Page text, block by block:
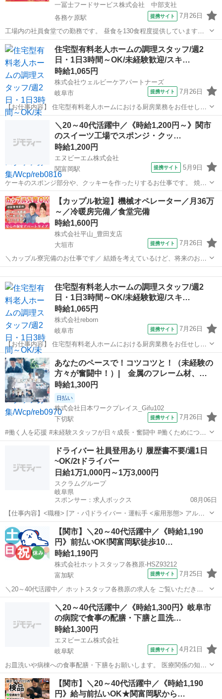
一冨士フードサービス株式会社 中部支社
各務ケ原駅
提携サイト 7月26日
工場内の社員食堂での勤務です。 昼食を130食程度提供しています。
盛付、配膳、提供、片付け、職場清掃等のお仕事です。 アルバイト,パ
ート ・労災保険 ・有給休暇、特別休暇、慶弔休暇など ・残業手当 ・
制服貸与 ・食事補...
岐阜 各務原市 各務ケ原駅 キッチン
住宅型有料老人ホームの調理スタッフ/週2
日・1日3時間～OK/未経験歓迎/スキ…
時給1,065円
株式会社ウェルビーケアパートナーズ
岐阜市
提携サイト 7月26日
【お仕事内容】 住宅型有料老人ホームにおける厨房業務をお任せしま
す。 主に調理補助・盛り付け・洗浄など、簡単な業務が中心のため、
未経験の方でも安心してスタートできます。 ＜主な業務内容＞ ・調理
補助（食材のカットや温め、...
＼20～40代活躍中／《時給1,200円～》関市
のスイーツ工場でスポンジ・クッ…
時給1,200円
エヌビーエム株式会社
関富岡駅
提携サイト 5月9日
ケーキのスポンジ部分や、クッキーを作ったりするお仕事です。 焼き
物が多い為、職場は35度位と暑いですが、コンビニに並ぶ スイーツの
新商品に関われる、オトクなお仕事です。 長期で働くスタッフ方も多
数在籍! 【給与】 時給...
岐阜 関富岡駅 ケーキ
【カップル歓迎】機械オペレーター／月36万
～／冷暖房完備／食堂完備
時給1,600円
株式会社平山_豊田支店
大垣市
提携サイト 7月26日
＼カップル寮完備のお仕事です／ 結婚を考えているけど、将来のお金
が不安・・・ カップル寮なら、その悩みを解決できます！ ☆引越費用
や敷金礼金の初期費もは会社が負担！ ☆1LDK～2DKの広々としたお部
屋です！ ☆同じ職場で...住宅型有料老人ホームの調理スタッフ/週2
日・1日3時間～OK/未経験歓迎/スキ…
時給1,065円
株式会社reborn
岐阜市
提携サイト 7月26日
【お仕事内容】 住宅型有料老人ホームにおける厨房業務をお任せしま
す。 主に調理補助・盛り付け・洗浄など、簡単な業務が中心のため、
未経験の方でも安心してスタートできます。 ＜主な業務内容＞ ・調理
補助（食材のカットや温め、...
岐阜 岐阜市 その他
あなたのペースで！コツコツと！（未経験の
方々が奮闘中！）| 金属のフレーム材、…
時給1,300円
日払い
株式会社日本ワークプレイス_Gifu102
下切駅
提携サイト 7月26日
#働く人を応援 #未経験スタッフが日々成長・奮闘中 #働くためにつど
い、集まる場所 ●○ アナタの希望に合わせたお仕事を紹介します♪ ○●
「簡単な作業がいいな」「長期で働きやすい職場◎」 「家から通いや
すい職場」「日勤...
下切駅 居酒屋
ドライバー 社員登用あり 履歴書不要/週1日
~OK/2tドライバー
日給1万1,000円～1万3,000円
スクラムグループ
岐阜県
スポンサー：求人ボックス
08月06日
【仕事内容】<職種> [ア・パ]ドライバー・運転手 <雇用形態> アルバ
イト・パート <給与> [ア・パ]日給11,000円～13,000円 給与詳細 ・2t
ドライバー/ 日給11,000円～13,000円+歩合給 昇給あり 配送...
アルバイト・パート
【関市】＼20～40代活躍中／《時給1,190
円》前払いOK!関富岡駅徒歩10…
時給1,190円
株式会社ホットスタッフ各務原-HSZ93212
富加駅
提携サイト 7月25日
＼20～40代活躍中／ ホットスタッフ各務原の求人を ご覧いただきあ
りがとうございます▼・ω・▽
・・・・・・・・・・・・・・・・・・・・・・・・・・・・・・・
・・・・・・・・・・・・・ 。。。。。。。。。。。。。。。...
キッチン
＼20～40代活躍中／《時給1,300円》岐阜市
の病院で食事の配膳・下膳と皿洗…
時給1,300円
エヌビーエム株式会社
岐阜駅
提携サイト 4月21日
お皿洗いや病棟への食事配膳・下膳をお願いします。 医療関係の知識
や資格は不要です。未経験の方でもOKです! 【給与】 時給1,300円 時
給1,300円〜 【休暇・休日】 週休2日のシフト制 年末年始 有給休暇 ※
シフ...
岐阜 岐阜駅 キッチン
【関市】＼20～40代活躍中／《時給1,190
円》給与前払いOK★関富岡駅から…